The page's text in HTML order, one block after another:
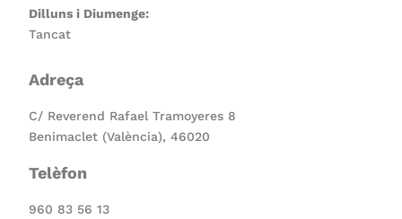
Dilluns i Diumenge:
Tancat
Adreça
C/ Reverend Rafael Tramoyeres 8
Benimaclet (València), 46020
Telèfon
960 83 56 13